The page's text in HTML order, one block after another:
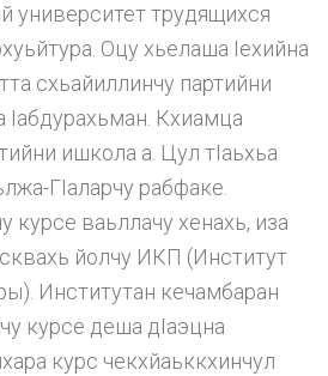
университет трудящихся
Оцу хьелаша Iехийна
схьайиллинчу партийни
Iабдурахьман. Кхиамца
ишкола а. Цул тIаьхьа
ГIаларчу рабфаке.
курсе ваьллачу хенахь, иза
йолчу ИКП (Институт
Институтан кечамбаран
курсе деша дIаэцна
курс чекхйаьккхинчул